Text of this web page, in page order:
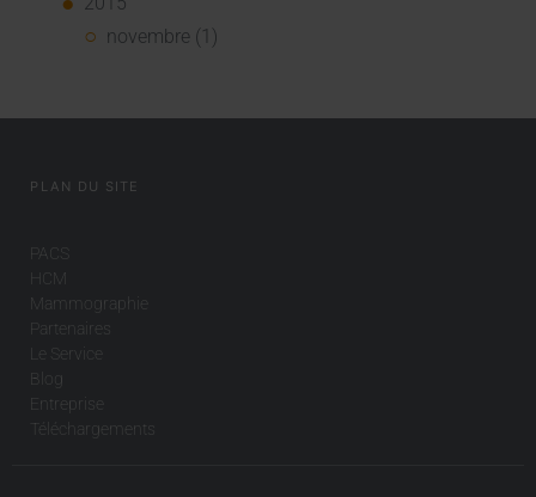
novembre (1)
PLAN DU SITE
PACS
HCM
Mammographie
Partenaires
Le Service
Blog
Entreprise
Téléchargements